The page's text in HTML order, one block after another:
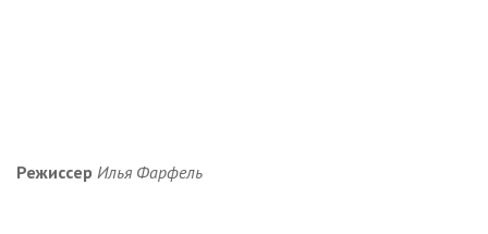
Режиссер Илья Фарфель